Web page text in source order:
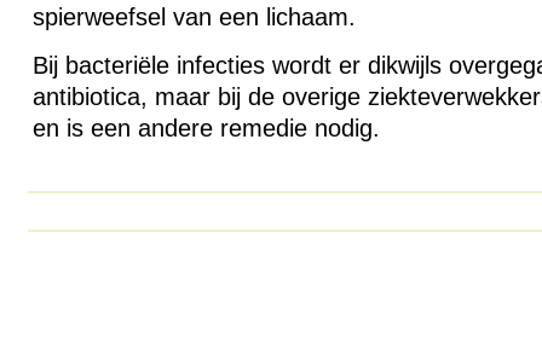
spierweefsel van een lichaam.
Bij bacteriële infecties wordt er dikwijls
antibiotica, maar bij de overige
en is een andere remedie nodig.